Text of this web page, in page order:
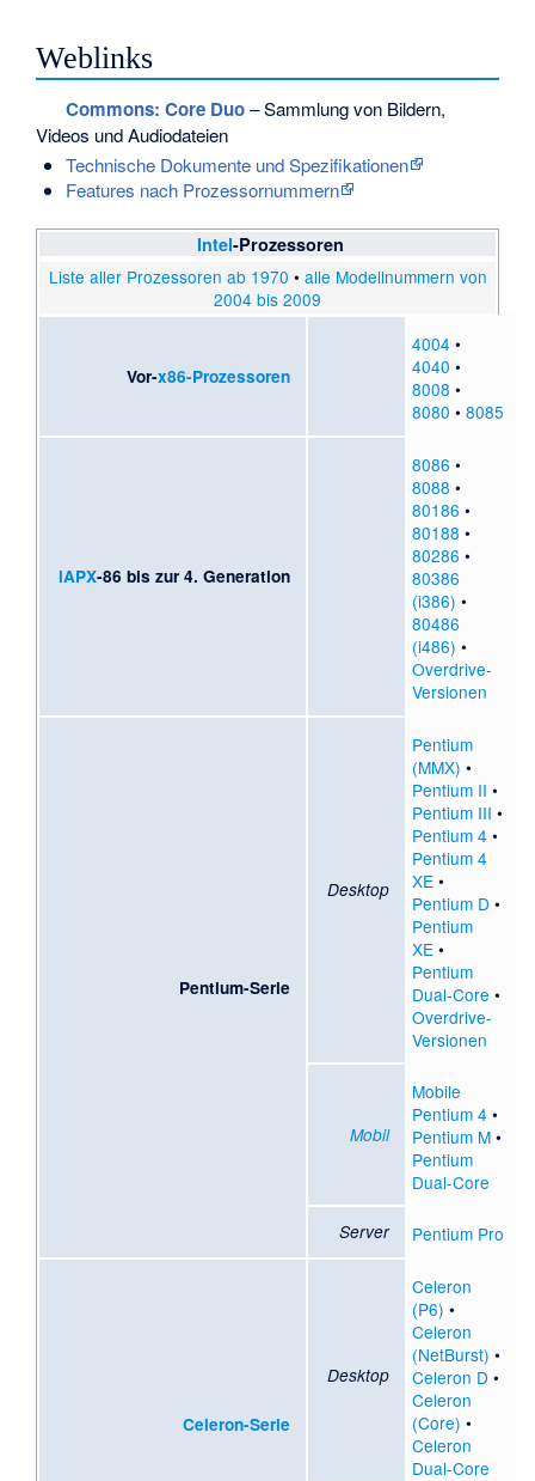
Weblinks
Commons: Core Duo– Sammlung von Bildern,
Videos und Audiodateien
Technische Dokumente und Spezifikationen
Features nach Prozessornummern
Intel-Prozessoren
Liste aller Prozessoren ab 1970 • alle Modellnummern von
2004 bis 2009
Vor-x86-Prozessoren
4004•
4040 •
8008 •
8080 • 8085
iAPX-86 bis zur 4. Generation
8086 •
8088 •
80186 •
80188 •
80286 •
80386
(i386) •
80486
(i486) •
Overdrive-
Versionen
Pentium-Serie
Desktop
Pentium
(MMX) •
Pentium II •
Pentium III •
Pentium 4•
Pentium 4
XE•
Pentium D •
Pentium
XE•
Pentium
Dual-Core •
Overdrive-
Versionen
Mobil
Mobile
Pentium 4•
Pentium M•
Pentium
Dual-Core
Server Pentium Pro
Celeron-Serie
Desktop
Celeron
(P6) •
Celeron
(NetBurst) •
Celeron D •
Celeron
(Core) •
Celeron
Dual-Core